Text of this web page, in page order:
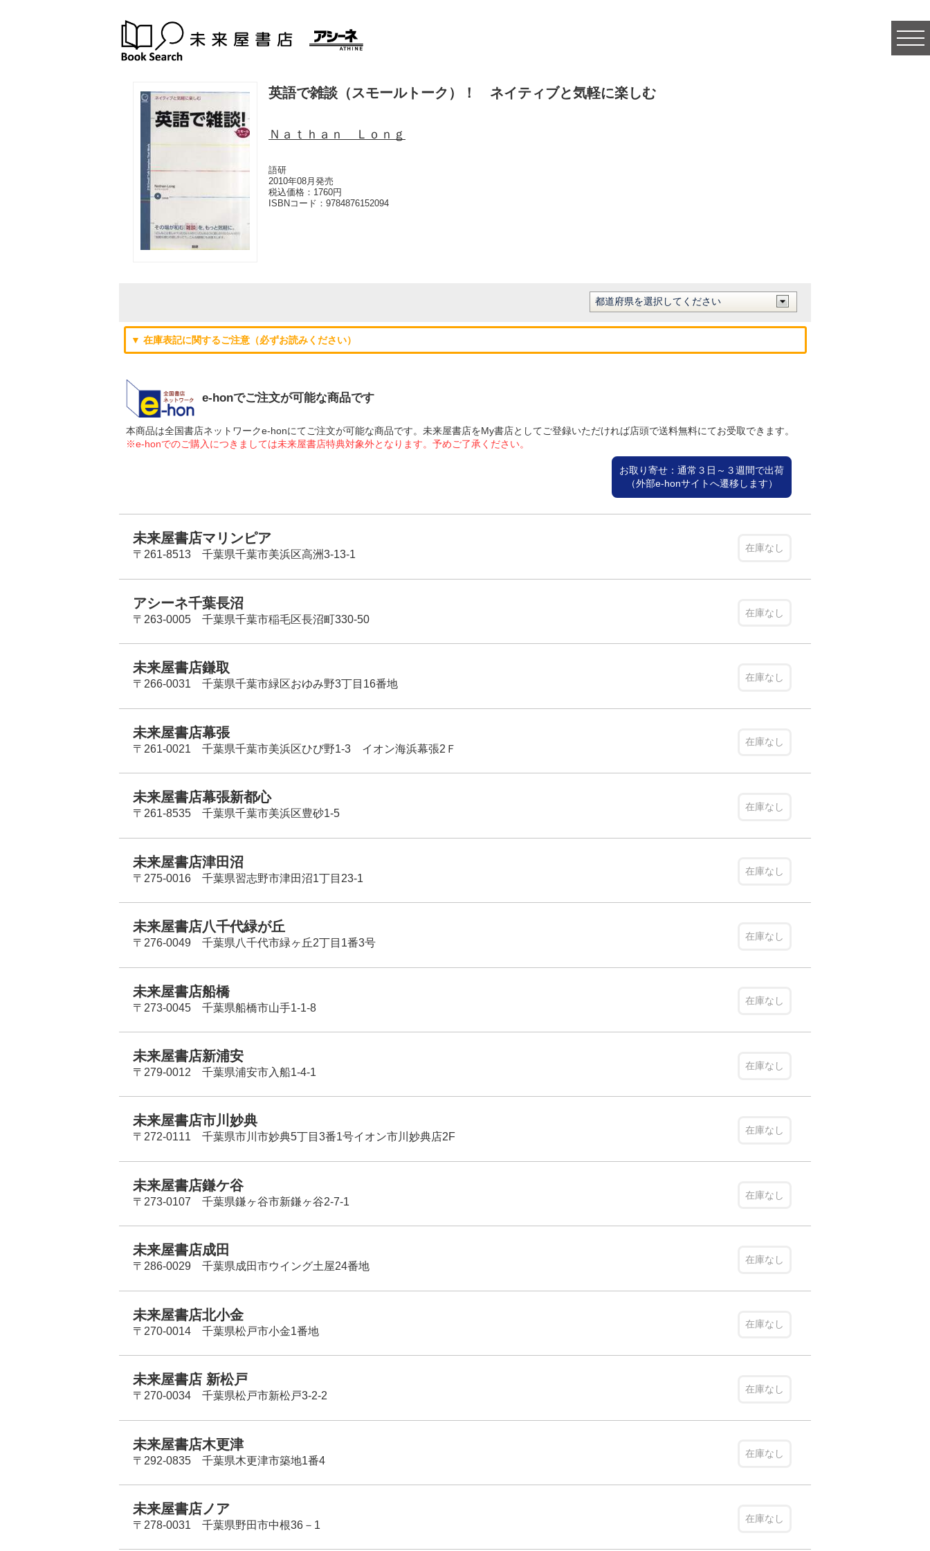
英語で雑談（スモールトーク）！ ネイティブと気軽に楽しむ
Ｎａｔｈａｎ Ｌｏｎｇ
語研
2010年08月発売
税込価格：1760円
ISBNコード： 9784876152094
▼ 在庫表記に関するご注意（必ずお読みください）
e-honでご注文が可能な商品です
本商品は全国書店ネットワークe-honにてご注文が可能な商品です。未来屋書店をMy書店としてご登録いただければ店頭で送料無料にてお受取できます。
※e-honでのご購入につきましては未来屋書店特典対象外となります。予めご了承ください。
お取り寄せ：通常３日～３週間で出荷
（外部e-honサイトへ遷移します）
未来屋書店マリンピア
〒261-8513 千葉県千葉市美浜区高洲3-13-1
在庫なし
アシーネ千葉長沼
〒263-0005 千葉県千葉市稲毛区長沼町330-50
在庫なし
未来屋書店鎌取
〒266-0031 千葉県千葉市緑区おゆみ野3丁目16番地
在庫なし
未来屋書店幕張
〒261-0021 千葉県千葉市美浜区ひび野1-3 イオン海浜幕張2Ｆ
在庫なし
未来屋書店幕張新都心
〒261-8535 千葉県千葉市美浜区豊砂1-5
在庫なし
未来屋書店津田沼
〒275-0016 千葉県習志野市津田沼1丁目23-1
在庫なし
未来屋書店八千代緑が丘
〒276-0049 千葉県八千代市緑ヶ丘2丁目1番3号
在庫なし
未来屋書店船橋
〒273-0045 千葉県船橋市山手1-1-8
在庫なし
未来屋書店新浦安
〒279-0012 千葉県浦安市入船1-4-1
在庫なし
未来屋書店市川妙典
〒272-0111 千葉県市川市妙典5丁目3番1号イオン市川妙典店2F
在庫なし
未来屋書店鎌ケ谷
〒273-0107 千葉県鎌ヶ谷市新鎌ヶ谷2-7-1
在庫なし
未来屋書店成田
〒286-0029 千葉県成田市ウイング土屋24番地
在庫なし
未来屋書店北小金
〒270-0014 千葉県松戸市小金1番地
在庫なし
未来屋書店 新松戸
〒270-0034 千葉県松戸市新松戸3-2-2
在庫なし
未来屋書店木更津
〒292-0835 千葉県木更津市築地1番4
在庫なし
未来屋書店ノア
〒278-0031 千葉県野田市中根36－1
在庫なし